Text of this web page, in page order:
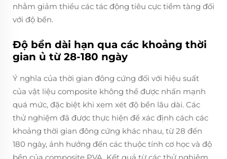
nhằm giảm thiểu các tác động tiêu cực tiềm tàng đối
với độ bền.
Độ bền dài hạn qua các khoảng thời
gian ủ từ 28-180 ngày
Ý nghĩa của thời gian đông cứng đối với hiệu suất
của vật liệu composite không thể được nhấn mạnh
quá mức, đặc biệt khi xem xét độ bền lâu dài. Các
thử nghiệm đã được thực hiện để xác định cách các
khoảng thời gian đông cứng khác nhau, từ 28 đến
180 ngày, ảnh hưởng đến các thuộc tính cơ học và độ